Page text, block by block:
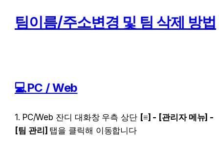
팀이름/주소변경 및 팀 삭제 방법
💻PC / Web
1. PC/Web 잔디 대화창 우측 상단 [≡] - [관리자 메뉴] -
[팀 관리] 탭을 클릭해 이동합니다